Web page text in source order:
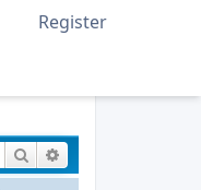
Register
Pretraga